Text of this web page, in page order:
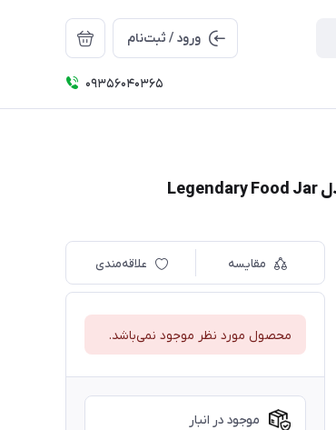
ورود / ثبت‌نام
09356040365
مقایسه علاقه‌مندی
محصول مورد نظر موجود نمی‌باشد.
موجود در انبار